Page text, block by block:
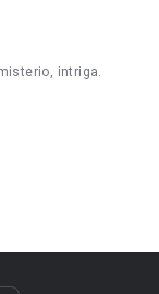
intriga.